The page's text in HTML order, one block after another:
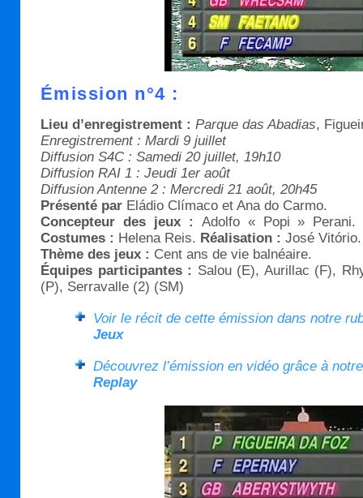
Émission n°4 :
Lieu d’enregistrement : Parque das Abadias,
Enregistrement : Mardi 9 juillet
Diffusion S4C : Samedi 20 juillet, 19h10
Diffusion RAI 1 : Jeudi 1er août
Diffusion Antenne 2 : Mercredi 21 août, 20h45
Présenté par Eládio Clímaco et Ana do Carmo.
Concepteur des jeux : Adolfo « Popi »
Costumes : Helena Reis. Réalisation : José Vitório.
Thème des jeux : Cent ans de vie balnéaire.
Équipes participantes : Salou (E), Aurillac (F),
(P), Serravalle (2) (SM)
Voir le récit de cette émission dans notre
Jeux
Découvrez l’émission en vidéo grâce à
Replay